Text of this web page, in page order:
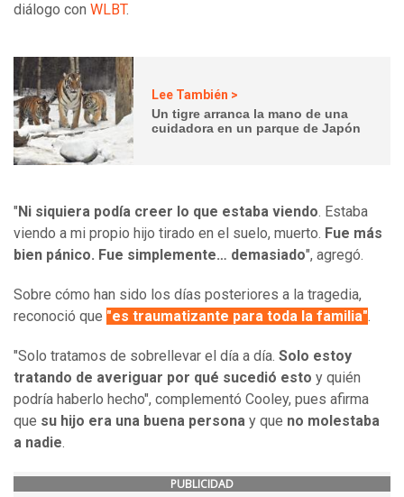
diálogo con WLBT.
Lee También >
Un tigre arranca la mano de una
cuidadora en un parque de Japón
" Ni siquiera podía creer lo que estaba viendo. Estaba
viendo a mi propio hijo tirado en el suelo, muerto. Fue más
bien pánico. Fue simplemente… demasiado", agregó.
Sobre cómo han sido los días posteriores a la tragedia,
reconoció que "es traumatizante para toda la familia".
"Solo tratamos de sobrellevar el día a día. Solo estoy
tratando de averiguar por qué sucedió esto y quién
podría haberlo hecho", complementó Cooley, pues afirma
que su hijo era una buena persona y que no molestaba
a nadie.
PUBLICIDAD